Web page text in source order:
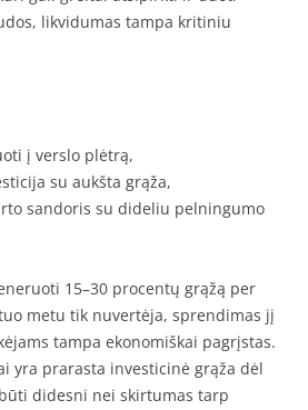
likvidumas tampa kritiniu
į verslo plėtrą,
su aukšta grąža,
sandoris su dideliu pelningumo
15–30 procentų grąžą per
metu tik nuvertėja, sprendimas jį
tampa ekonomiškai pagrįstas.
yra prarasta investicinė grąža dėl
didesni nei skirtumas tarp